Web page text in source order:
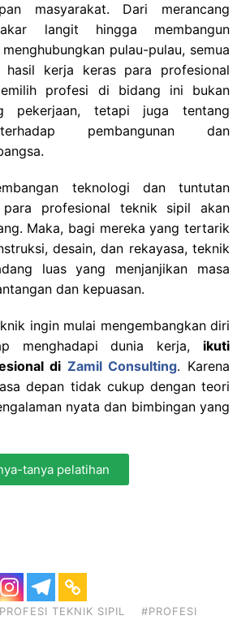
masyarakat. Dari merancang
langit hingga membangun
pulau-pulau, semua
hasil kerja keras para profesional
profesi di bidang ini bukan
pekerjaan, tetapi juga tentang
pembangunan dan
teknologi dan tuntutan
para profesional teknik sipil akan
Maka, bagi mereka yang tertarik
desain, dan rekayasa, teknik
luas yang menjanjikan masa
dan kepuasan.
ingin mulai mengembangkan diri
menghadapi dunia kerja, ikuti
di Zamil Consulting. Karena
depan tidak cukup dengan teori
nyata dan bimbingan yang
tanya pelatihan
TEKNIK SIPIL
#PROFESI